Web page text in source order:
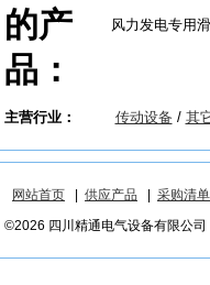
的产
品：
风力发电专用
主营行业： 传动设备 / 其
网站首页 供应产品
采购清单
©2026 四川精通电气设备有限公